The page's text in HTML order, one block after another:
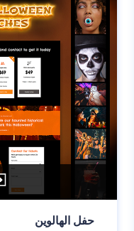
حفل الهالوين